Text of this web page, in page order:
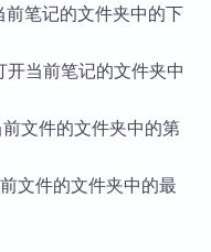
前笔记的文件夹中的下
开当前笔记的文件夹中
前文件的文件夹中的第
文件的文件夹中的最